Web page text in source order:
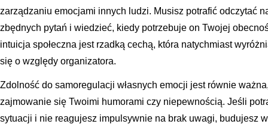
zarządzaniu emocjami innych ludzi. Musisz potrafić odczytać
zbędnych pytań i wiedzieć, kiedy potrzebuje on Twojej
intuicja społeczna jest rzadką cechą, która natychmiast
się o względy organizatora.
Zdolność do samoregulacji własnych emocji jest równie
zajmowanie się Twoimi humorami czy niepewnością. Jeśli
sytuacji i nie reagujesz impulsywnie na brak uwagi, budujesz